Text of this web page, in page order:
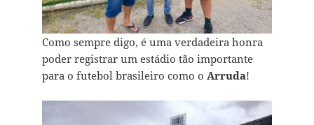
Como sempre digo, é uma verdadeira honra
poder registrar um estádio tão importante
para o futebol brasileiro como o Arruda!